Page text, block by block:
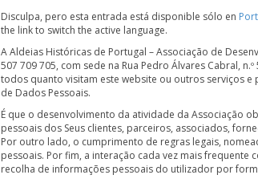
Disculpa, pero esta entrada está disponible sólo en
the link to switch the active language.
A Aldeias Históricas de Portugal – Associação de
507 709 705, com sede na Rua Pedro Álvares Cabral,
todos quanto visitam este website ou outros serviços
de Dados Pessoais.
É que o desenvolvimento da atividade da Associação
pessoais dos Seus clientes, parceiros, associados,
Por outro lado, o cumprimento de regras legais,
pessoais. Por fim, a interação cada vez mais
recolha de informações pessoais do utilizador por